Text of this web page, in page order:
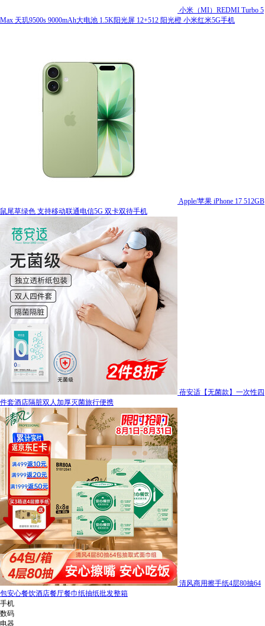
小米（MI）REDMI Turbo 5
Max 天玑9500s 9000mAh大电池 1.5K阳光屏 12+512 阳光橙 小米红米5G手机
Apple/苹果 iPhone 17 512GB
鼠尾草绿色 支持移动联通电信5G 双卡双待手机
蓓安适【无菌款】一次性四
件套酒店隔脏双人加厚灭菌旅行便携
清风商用擦手纸4层80抽64
包安心餐饮酒店餐厅餐巾纸抽纸批发整箱
手机
数码
电器